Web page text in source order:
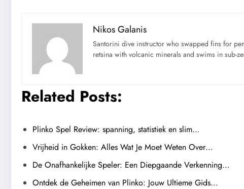
Nikos Galanis
Santorini dive instructor who swapped fins for
retsina with volcanic minerals and swims in sub-
Related Posts:
Plinko Spel Review: spanning, statistiek en slim…
Vrijheid in Gokken: Alles Wat Je Moet Weten Over…
De Onafhankelijke Speler: Een Diepgaande Verkenning…
Ontdek de Geheimen van Plinko: Jouw Ultieme Gids…